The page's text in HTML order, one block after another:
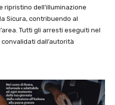
dell’illuminazione
Sicura, contribuendo al
Tutti gli arresti eseguiti nel
dall’autorità